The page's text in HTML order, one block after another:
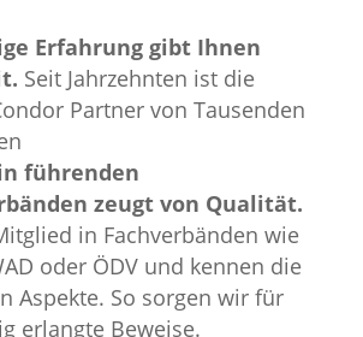
Erfahrung gibt Ihnen
Seit Jahrzehnten ist die
Partner von Tausenden
führenden
zeugt von Qualität.
in Fachverbänden wie
oder ÖDV und kennen die
Aspekte. So sorgen wir für
erlangte Beweise.